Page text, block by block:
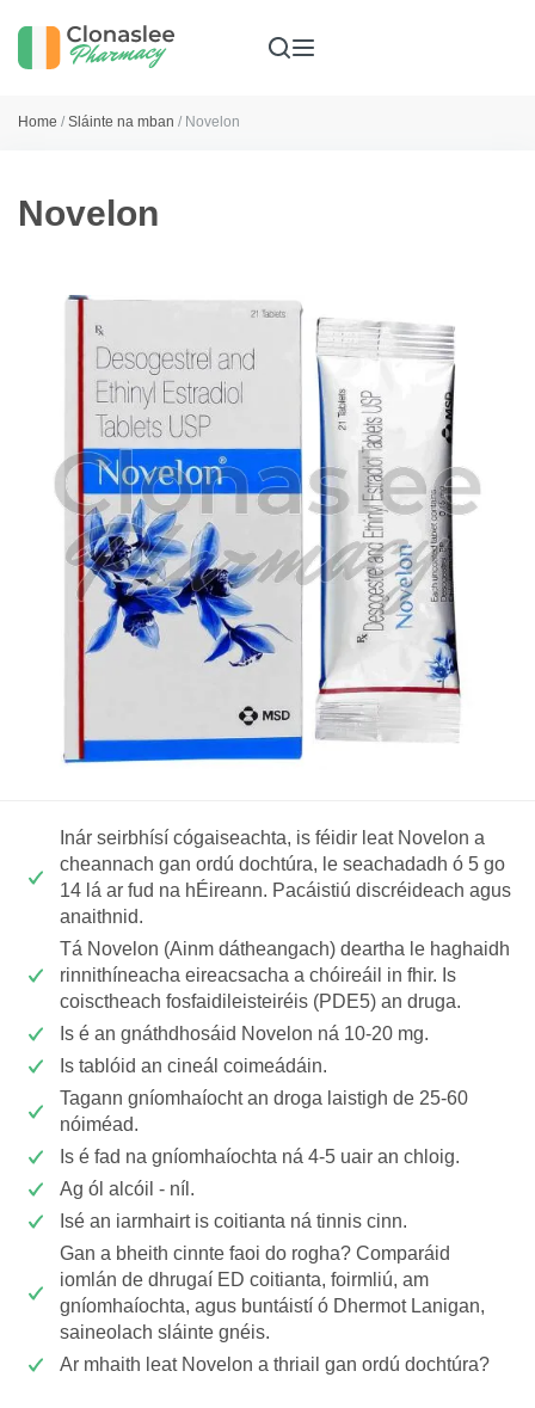
Home / Sláinte na mban / Novelon
Novelon
Inár seirbhísí cógaiseachta, is féidir leat Novelon a
cheannach gan ordú dochtúra, le seachadadh ó 5 go
14 lá ar fud na hÉireann. Pacáistiú discréideach agus
anaithnid.
Tá Novelon (Ainm dátheangach) deartha le haghaidh
rinnithíneacha eireacsacha a chóireáil in fhir. Is
coisctheach fosfaidileisteiréis (PDE5) an druga.
Is é an gnáthdhosáid Novelon ná 10-20 mg.
Is tablóid an cineál coimeádáin.
Tagann gníomhaíocht an droga laistigh de 25-60
nóiméad.
Is é fad na gníomhaíochta ná 4-5 uair an chloig.
Ag ól alcóil - níl.
Isé an iarmhairt is coitianta ná tinnis cinn.
Gan a bheith cinnte faoi do rogha? Comparáid
iomlán de dhrugaí ED coitianta, foirmliú, am
gníomhaíochta, agus buntáistí ó Dhermot Lanigan,
saineolach sláinte gnéis.
Ar mhaith leat Novelon a thriail gan ordú dochtúra?